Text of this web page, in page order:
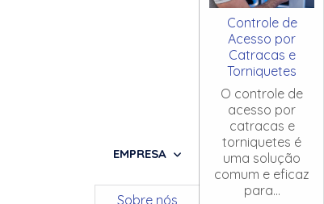
EMPRESA
Sobre nós
Controle de
Acesso por
Catracas e
Torniquetes
O controle de
acesso por
catracas e
torniquetes é
uma solução
comum e eficaz
para...